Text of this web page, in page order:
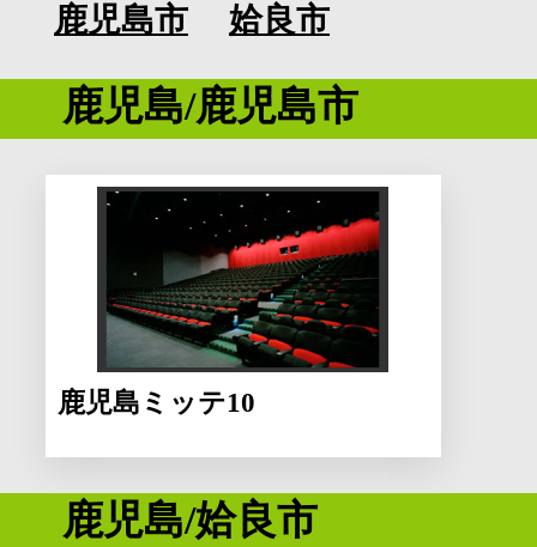
鹿児島市 姶良市
鹿児島/鹿児島市
鹿児島ミッテ10
鹿児島/姶良市